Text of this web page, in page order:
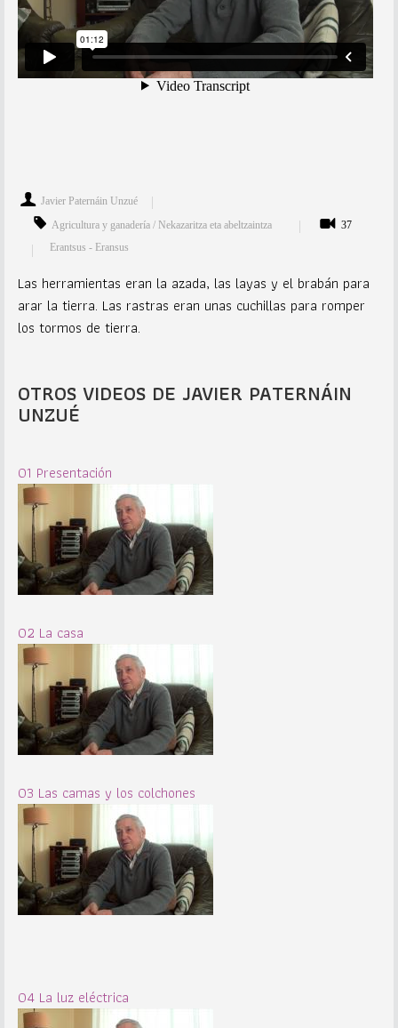
Javier Paternáin Unzué
Agricultura y ganadería / Nekazaritza eta abeltzaintza
37
Erantsus - Eransus
Las herramientas eran la azada, las layas y el brabán para
arar la tierra. Las rastras eran unas cuchillas para romper
los tormos de tierra.
OTROS VIDEOS DE JAVIER PATERNÁIN
UNZUÉ
01 Presentación
02 La casa
03 Las camas y los colchones
04 La luz eléctrica